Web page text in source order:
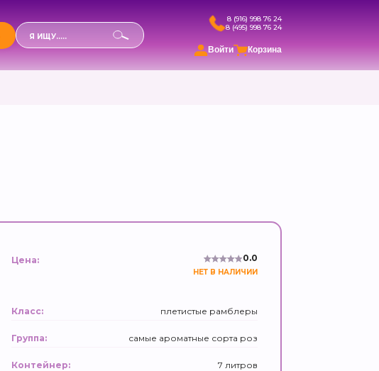
Поиск
товаров
8 (916) 998 76 24
8 (495) 998 76 24
Войти Корзина
Цена: 0.0
НЕТ В НАЛИЧИИ
Класс: плетистые рамблеры
Группа: самые ароматные сорта роз
Контейнер: 7 литров